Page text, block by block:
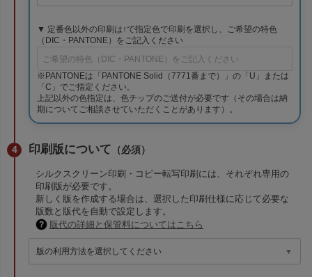
▼ 定番色以外の印刷は↑で指定色で印刷を選択し、ご希望の特色
（DIC・PANTONE）をご記入ください
※PANTONEは「PANTONE Solid（7771番まで）」の「U」または
「C」でご指定ください。
上記以外の色指定は、色チップのご送付が必要です（その場合は納
期についてご相談させていただくことがあります）。
印刷版について （必須）
シルクスクリーン印刷・コピー転写印刷には、それぞれ専用の
印刷版が必要です。
新しく版を作成する場合は、選択した印刷仕様に応じて必要な
版数と版代を自動で設定します。
版代の詳細と保管料についてはこちら